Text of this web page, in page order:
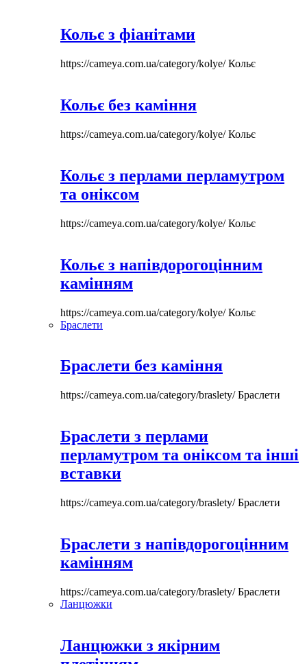
Кольє з фіанітами
https://cameya.com.ua/category/kolye/Кольє
Кольє без каміння
https://cameya.com.ua/category/kolye/Кольє
Кольє з перлами перламутром
та оніксом
https://cameya.com.ua/category/kolye/Кольє
Кольє з напівдорогоцінним
камінням
https://cameya.com.ua/category/kolye/Кольє
Браслети
Браслети без каміння
https://cameya.com.ua/category/braslety/Браслети
Браслети з перлами
перламутром та оніксом та інші
вставки
https://cameya.com.ua/category/braslety/Браслети
Браслети з напівдорогоцінним
камінням
https://cameya.com.ua/category/braslety/Браслети
Ланцюжки
Ланцюжки з якірним